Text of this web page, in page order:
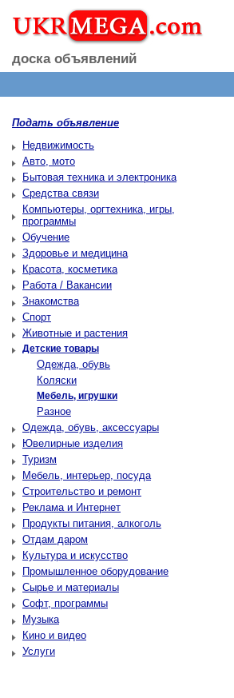
доска объявлений
Подать объявление
Недвижимость
Авто, мото
Бытовая техника и электроника
Средства связи
Компьютеры, оргтехника, игры,
программы
Обучение
Здоровье и медицина
Красота, косметика
Работа / Вакансии
Знакомства
Спорт
Животные и растения
Детские товары
Одежда, обувь
Коляски
Мебель, игрушки
Разное
Одежда, обувь, аксессуары
Ювелирные изделия
Туризм
Мебель, интерьер, посуда
Строительство и ремонт
Реклама и Интернет
Продукты питания, алкоголь
Отдам даром
Культура и искусство
Промышленное оборудование
Сырье и материалы
Софт, программы
Музыка
Кино и видео
Услуги